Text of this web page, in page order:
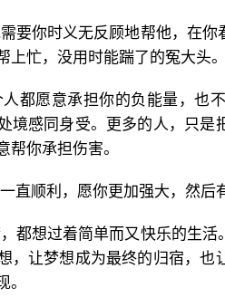
需要你时义无反顾地帮他，在
上忙，没用时能踹了的冤大头。
人都愿意承担你的负能量，也
境感同身受。更多的人，只
帮你承担伤害。
一直顺利，愿你更加强大，然
，都想过着简单而又快乐的生
，让梦想成为最终的归宿，